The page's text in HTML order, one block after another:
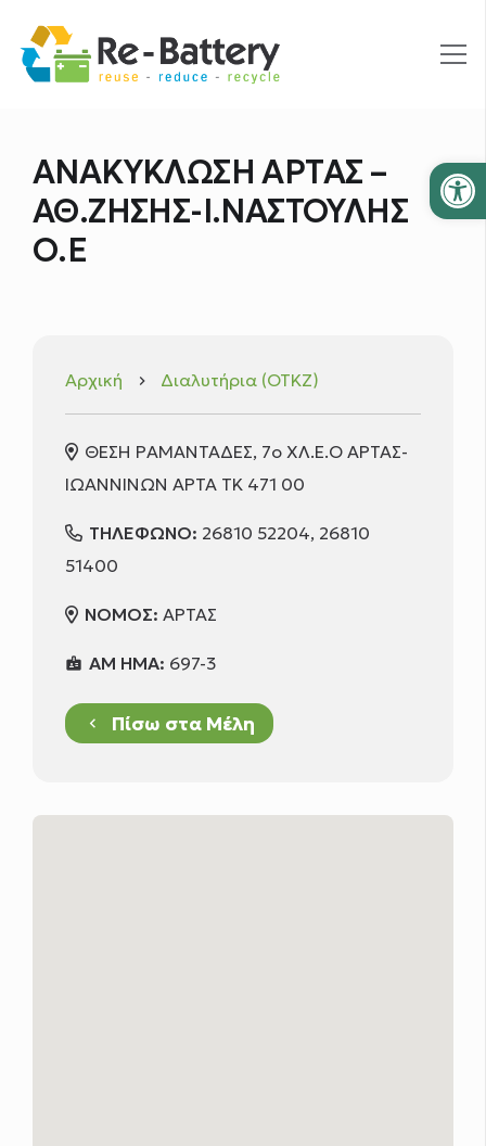
ΑΝΑΚΥΚΛΩΣΗ ΑΡΤΑΣ –
ΑΘ.ΖΗΣΗΣ-Ι.ΝΑΣΤΟΥΛΗΣ
Ο.Ε
Αρχική keyboard_arrow_right Διαλυτήρια (ΟΤΚΖ)
ΘΕΣΗ ΡΑΜΑΝΤΑΔΕΣ, 7ο ΧΛ.Ε.Ο ΑΡΤΑΣ-
ΙΩΑΝΝΙΝΩΝ ΑΡΤΑ ΤΚ 471 00
ΤΗΛΕΦΩΝΟ: 26810 52204, 26810
51400
ΝΟΜΟΣ:ΑΡΤΑΣ
badge ΑΜ ΗΜΑ: 697-3
keyboard_arrow_left Πίσω στα Μέλη